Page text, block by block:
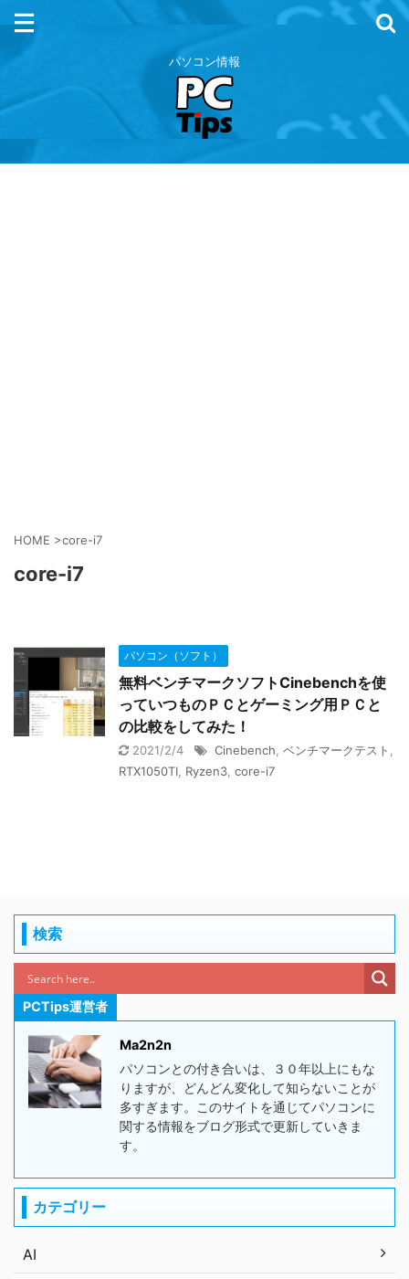
パソコン情報
HOME >core-i7
core-i7
パソコン（ソフト）
無料ベンチマークソフトCinebenchを使
っていつものＰＣとゲーミング用ＰＣと
の比較をしてみた！
2021/2/4 Cinebench ベンチマークテスト
RTX1050TI Ryzen3 core-i7
検索
PCTips運営者
Ma2n2n
パソコンとの付き合いは、３０年以上にもな
りますが、どんどん変化して知らないことが
多すぎます。このサイトを通じてパソコンに
関する情報をブログ形式で更新していきま
す。
カテゴリー
AI